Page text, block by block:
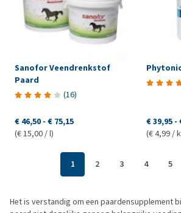
Sanofor Veendrenkstof
Paard
(16)
€ 46,50 - € 75,15
(€ 15,00 / l)
€ 39,95 -
(€ 4,99 /
1 2 3 4 5
Het is verstandig om een paardensupplement